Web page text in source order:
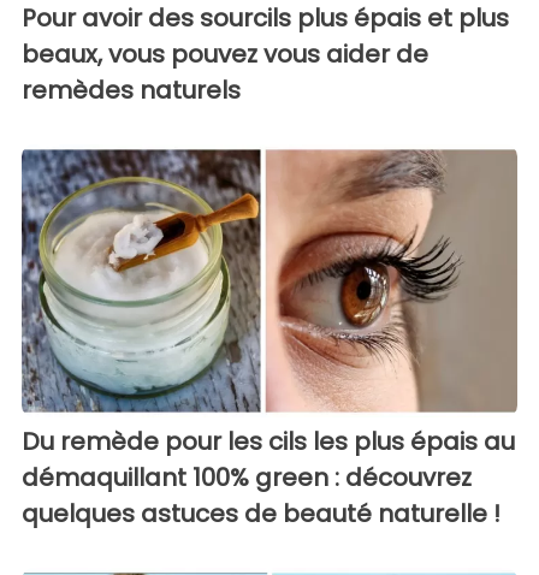
Pour avoir des sourcils plus épais et plus
beaux, vous pouvez vous aider de
remèdes naturels
Du remède pour les cils les plus épais au
démaquillant 100% green : découvrez
quelques astuces de beauté naturelle !